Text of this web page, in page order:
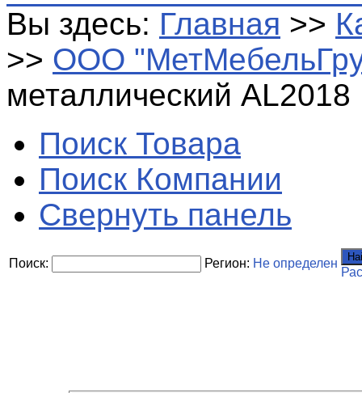
Вы здесь: Главная >>
>> ООО
металлический АL2018
Поиск Товара
Поиск Компании
Свернуть панель
Поиск: Регион: Не определен